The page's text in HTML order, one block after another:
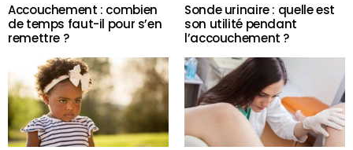
Accouchement : combien
de temps faut-il pour s’en
remettre ?
Sonde urinaire : quelle est
son utilité pendant
l’accouchement ?